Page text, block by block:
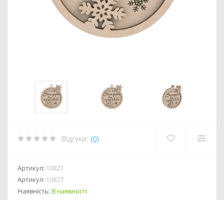
Відгуки: (0)
Артикул: 10827
Артикул: 10827
Наявність: В наявності